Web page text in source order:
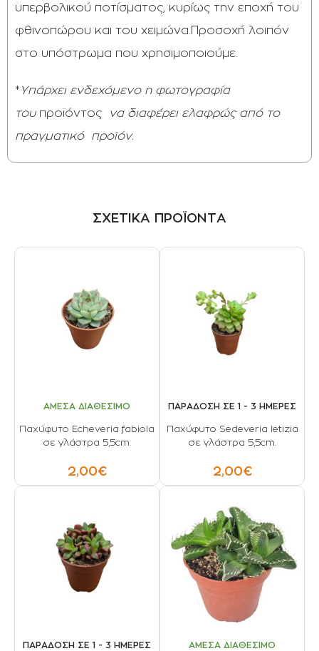
υπερβολικού ποτίσματος, κυρίως την εποχή του
φθινοπώρου και του χειμώνα.Προσοχή λοιπόν
στο υπόστρωμα που χρησιμοποιούμε.
* Υπάρχει ενδεχόμενο η φωτογραφία
του προϊόντος
να διαφέρει ελαφρώς από το
πραγματικό
προϊόν.
ΣΧΕΤΙΚΑ ΠΡΟΪΟΝΤΑ
ΑΜΕΣΑ ΔΙΑΘΕΣΙΜΟ
Παχύφυτο Echeveria fabiola
σε γλάστρα 5,5cm.
2,00€
ΠΑΡΑΔΟΣΗ ΣΕ 1 - 3 ΗΜΕΡΕΣ
Παχύφυτο Sedeveria letizia
σε γλάστρα 5,5cm.
2,00€
ΠΑΡΑΔΟΣΗ ΣΕ 1 - 3 ΗΜΕΡΕΣ ΑΜΕΣΑ ΔΙΑΘΕΣΙΜΟ